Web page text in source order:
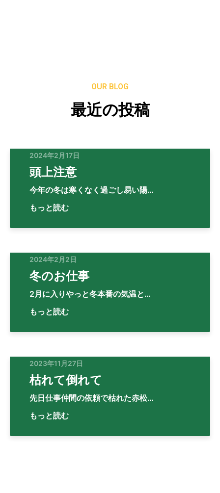
OUR BLOG
最近の投稿
2024年2月17日
頭上注意
今年の冬は寒くなく過ごし易い陽…
もっと読む
2024年2月2日
冬のお仕事
2月に入りやっと冬本番の気温と…
もっと読む
2023年11月27日
枯れて倒れて
先日仕事仲間の依頼で枯れた赤松…
もっと読む